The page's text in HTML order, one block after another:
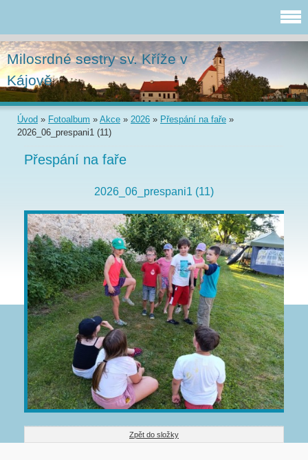
Milosrdné sestry sv. Kříže v
Kájově
Úvod » Fotoalbum » Akce » 2026 » Přespání na faře »
2026_06_prespani1 (11)
Přespání na faře
2026_06_prespani1 (11)
Zpět do složky